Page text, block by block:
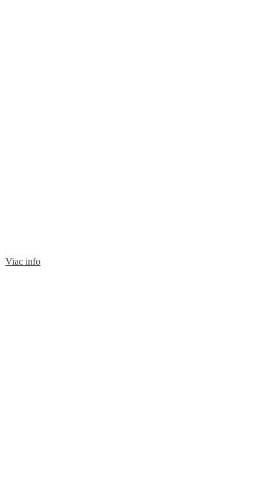
Viac info